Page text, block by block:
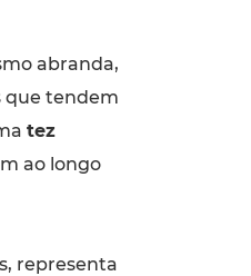
abranda,
que tendem
tez
ao longo
representa